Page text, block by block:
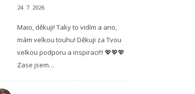
24. 7. 2026
Maio, děkuji! Taky to vidím a ano,
mám velkou touhu! Děkuji za Tvou
velkou podporu a inspiraci!!! 💖💖💖
Zase jsem…